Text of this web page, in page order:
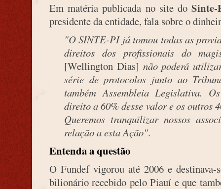
Em matéria publicada no site doSinte-
presidente da entidade, fala sobre o
"O SINTE-PI já tomou todas as
direitos dos profissionais do
[Wellington Dias] não poderá
série de protocolos junto ao
também Assembleia Legislativa.
direito a 60% desse valor e os outros
Queremos tranquilizar nossos
relação a esta Ação".
Entenda a questão
O Fundef vigorou até 2006 e
bilionário recebido pelo Piauí e que